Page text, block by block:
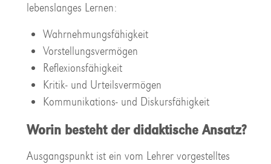
lebenslanges Lernen:
Wahrnehmungsfähigkeit
Vorstellungsvermögen
Reflexionsfähigkeit
Kritik- und Urteilsvermögen
Kommunikations- und Diskursfähigkeit
Worin besteht der didaktische Ansatz?
Ausgangspunkt ist ein vom Lehrer vorgestelltes